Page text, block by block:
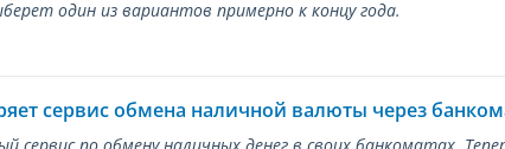
один из вариантов примерно к концу года.
сервис обмена наличной валюты через